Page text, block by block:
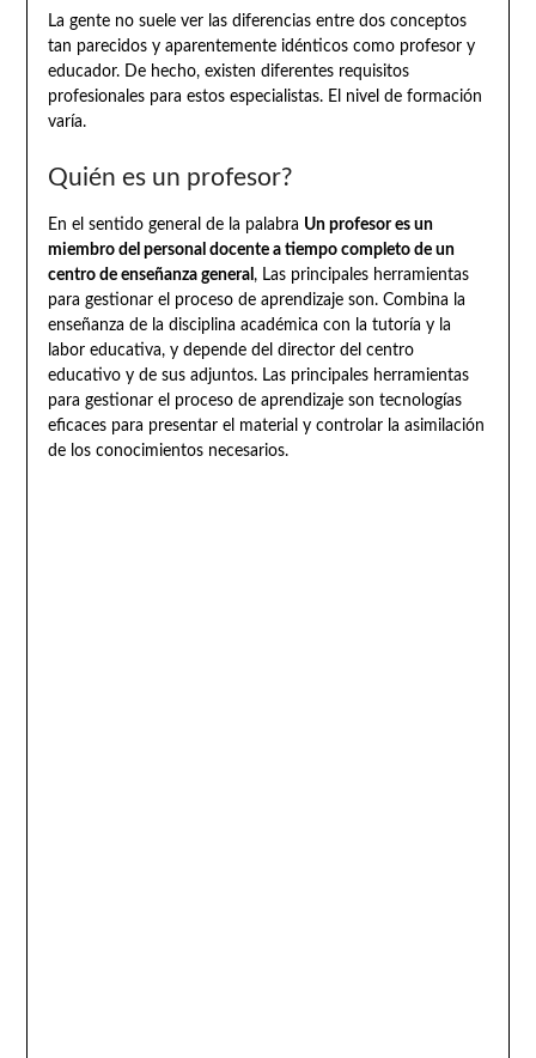
La gente no suele ver las diferencias entre dos conceptos
tan parecidos y aparentemente idénticos como profesor y
educador. De hecho, existen diferentes requisitos
profesionales para estos especialistas. El nivel de formación
varía.
Quién es un profesor?
En el sentido general de la palabra Un profesor es un
miembro del personal docente a tiempo completo de un
centro de enseñanza general , Las principales herramientas
para gestionar el proceso de aprendizaje son. Combina la
enseñanza de la disciplina académica con la tutoría y la
labor educativa, y depende del director del centro
educativo y de sus adjuntos. Las principales herramientas
para gestionar el proceso de aprendizaje son tecnologías
eficaces para presentar el material y controlar la asimilación
de los conocimientos necesarios.